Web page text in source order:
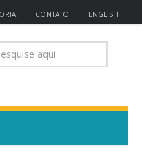
CONTATO ENGLISH